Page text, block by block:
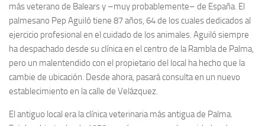
más veterano de Balears y –muy probablemente– de España. El
palmesano Pep Aguiló tiene 87 años, 64 de los cuales dedicados al
ejercicio profesional en el cuidado de los animales. Aguiló siempre
ha despachado desde su clínica en el centro de la Rambla de Palma,
pero un malentendido con el propietario del local ha hecho que la
cambie de ubicación. Desde ahora, pasará consulta en un nuevo
establecimiento en la calle de Velázquez.
El antiguo local era la clínica veterinaria más antigua de Palma.